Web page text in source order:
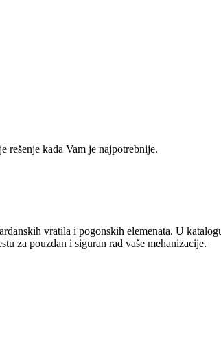
rešenje kada Vam je najpotrebnije.
vratila i pogonskih elemenata. U
za pouzdan i siguran rad vaše mehanizacije.